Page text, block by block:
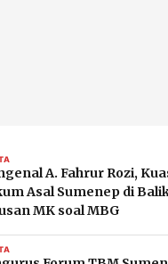
A. Fahrur Rozi,
Asal Sumenep di
MK soal MBG